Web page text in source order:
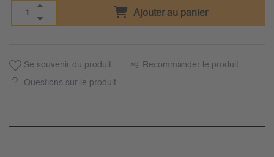
Ajouter au panier
Se souvenir du produit Recommander le produit
Questions sur le produit